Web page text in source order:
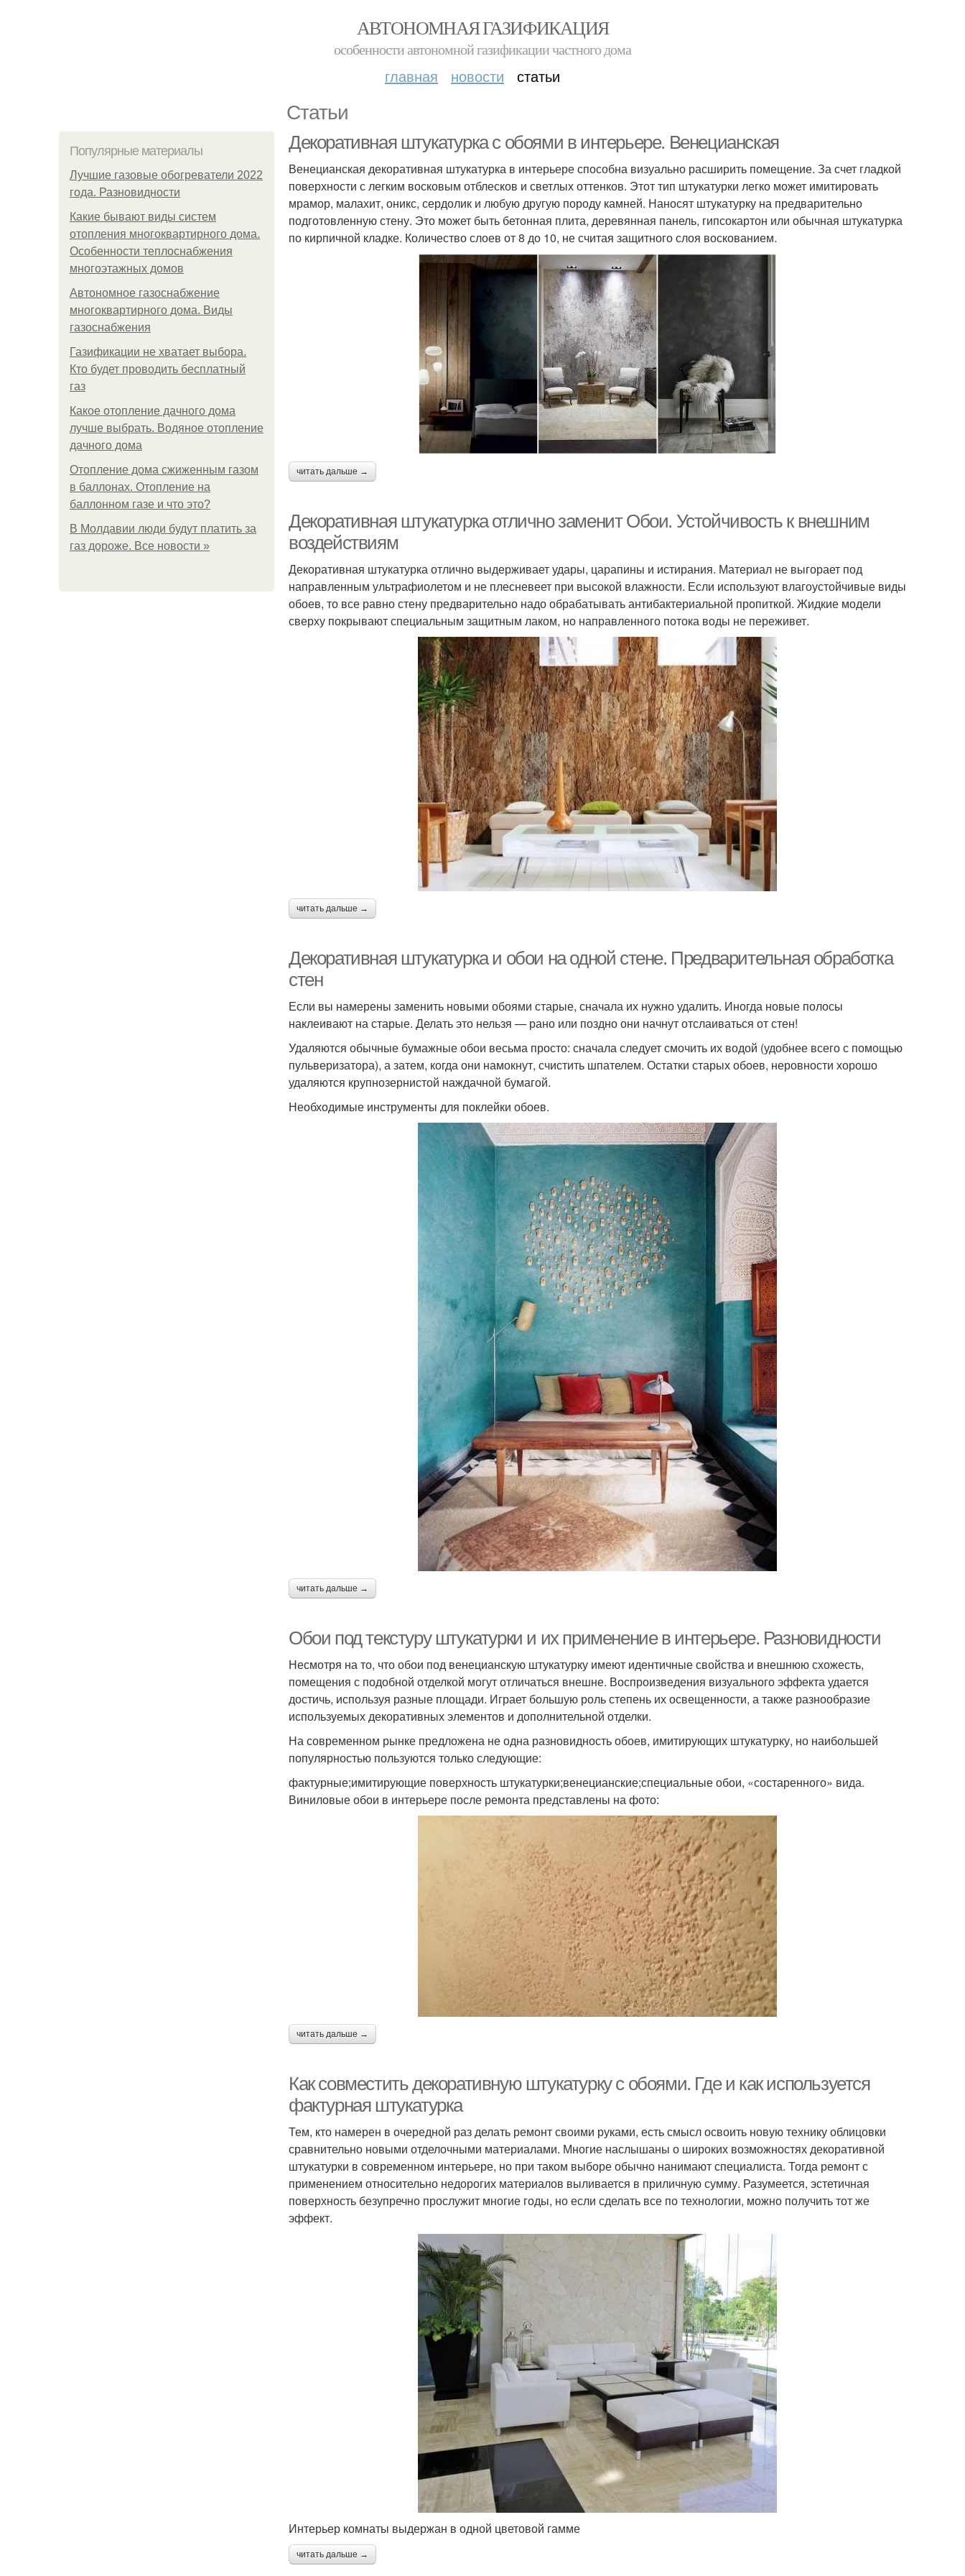
АВТОНОМНАЯ ГАЗИФИКАЦИЯ
особенности автономной газификации частного дома
главная новости статьи
Статьи
Популярные материалы
Лучшие газовые обогреватели 2022
года. Разновидности
Какие бывают виды систем
отопления многоквартирного дома.
Особенности теплоснабжения
многоэтажных домов
Автономное газоснабжение
многоквартирного дома. Виды
газоснабжения
Газификации не хватает выбора.
Кто будет проводить бесплатный
газ
Какое отопление дачного дома
лучше выбрать. Водяное отопление
дачного дома
Отопление дома сжиженным газом
в баллонах. Отопление на
баллонном газе и что это?
В Молдавии люди будут платить за
газ дороже. Все новости »
Декоративная штукатурка с обоями в интерьере. Венецианская
Венецианская декоративная штукатурка в интерьере способна визуально расширить помещение. За счет гладкой
поверхности с легким восковым отблесков и светлых оттенков. Этот тип штукатурки легко может имитировать
мрамор, малахит, оникс, сердолик и любую другую породу камней. Наносят штукатурку на предварительно
подготовленную стену. Это может быть бетонная плита, деревянная панель, гипсокартон или обычная штукатурка
по кирпичной кладке. Количество слоев от 8 до 10, не считая защитного слоя воскованием.
читать дальше →
Декоративная штукатурка отлично заменит Обои. Устойчивость к внешним
воздействиям
Декоративная штукатурка отлично выдерживает удары, царапины и истирания. Материал не выгорает под
направленным ультрафиолетом и не плесневеет при высокой влажности. Если используют влагоустойчивые виды
обоев, то все равно стену предварительно надо обрабатывать антибактериальной пропиткой. Жидкие модели
сверху покрывают специальным защитным лаком, но направленного потока воды не переживет.
читать дальше →
Декоративная штукатурка и обои на одной стене. Предварительная обработка
стен
Если вы намерены заменить новыми обоями старые, сначала их нужно удалить. Иногда новые полосы
наклеивают на старые. Делать это нельзя — рано или поздно они начнут отслаиваться от стен!
Удаляются обычные бумажные обои весьма просто: сначала следует смочить их водой (удобнее всего с помощью
пульверизатора), а затем, когда они намокнут, счистить шпателем. Остатки старых обоев, неровности хорошо
удаляются крупнозернистой наждачной бумагой.
Необходимые инструменты для поклейки обоев.
читать дальше →
Обои под текстуру штукатурки и их применение в интерьере. Разновидности
Несмотря на то, что обои под венецианскую штукатурку имеют идентичные свойства и внешнюю схожесть,
помещения с подобной отделкой могут отличаться внешне. Воспроизведения визуального эффекта удается
достичь, используя разные площади. Играет большую роль степень их освещенности, а также разнообразие
используемых декоративных элементов и дополнительной отделки.
На современном рынке предложена не одна разновидность обоев, имитирующих штукатурку, но наибольшей
популярностью пользуются только следующие:
фактурные;имитирующие поверхность штукатурки;венецианские;специальные обои, «состаренного» вида.
Виниловые обои в интерьере после ремонта представлены на фото:
читать дальше →
Как совместить декоративную штукатурку с обоями. Где и как используется
фактурная штукатурка
Тем, кто намерен в очередной раз делать ремонт своими руками, есть смысл освоить новую технику облицовки
сравнительно новыми отделочными материалами. Многие наслышаны о широких возможностях декоративной
штукатурки в современном интерьере, но при таком выборе обычно нанимают специалиста. Тогда ремонт с
применением относительно недорогих материалов выливается в приличную сумму. Разумеется, эстетичная
поверхность безупречно прослужит многие годы, но если сделать все по технологии, можно получить тот же
эффект.
Интерьер комнаты выдержан в одной цветовой гамме
читать дальше →